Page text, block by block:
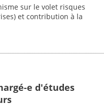
sur le volet risques
et contribution à la
e d'études